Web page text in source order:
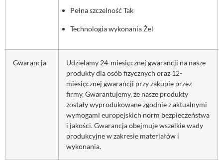
Pełna szczelność Tak
Technologia wykonania Żel
Gwarancja
Udzielamy 24-miesięcznej gwarancji na nasze
produkty dla osób fizycznych oraz 12-
miesięcznej gwarancji przy zakupie przez
firmy. Gwarantujemy, że nasze produkty
zostały wyprodukowane zgodnie z aktualnymi
wymogami europejskich norm bezpieczeństwa
i jakości. Gwarancja obejmuje wszelkie wady
produkcyjne w zakresie materiałów i
wykonania.